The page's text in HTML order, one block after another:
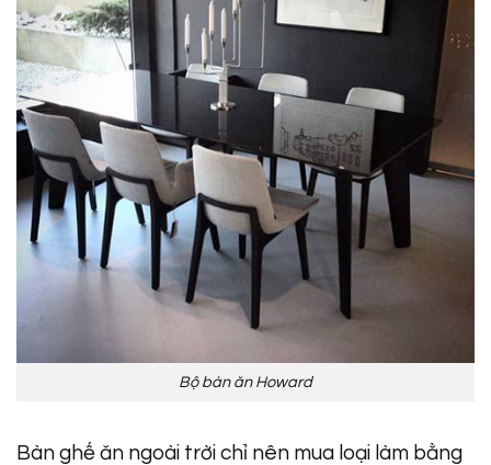
Bộ bàn ăn Howard
Bàn ghế ăn ngoài trời chỉ nên mua loại làm bằng